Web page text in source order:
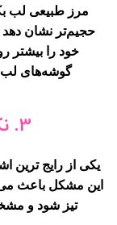
مرز طبیعی لب
حجیم‌تر نشان دهد
خود را بیشتر
گوشه‌های لب
3. نکردن خط لب با رژ لب
یکی از رایج
این مشکل باعث
تیز شود و